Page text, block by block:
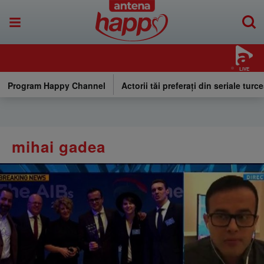
LIVE
Program Happy Channel Actorii tăi preferați din seriale
mihai gadea